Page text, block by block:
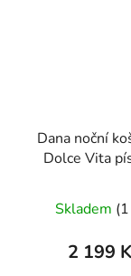
Dana noční
Dolce Vita
Skladem
2 199